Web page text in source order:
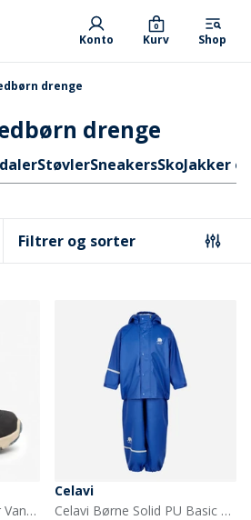
Konto Kurv
0
Shop
drenge
drenge
StøvlerSneakersSkoJakker
Filtrer og sorter
Bisgaard Børne Spencer Vandtætte Tex Støvler Navy
Celavi
Celavi Børne Solid PU Basic Regntøj Sæt Havblå Oceanblue